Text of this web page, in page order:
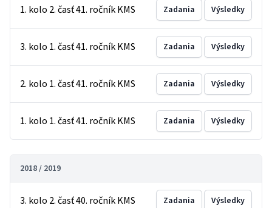
1. kolo 2. časť 41. ročník KMS Zadania Výsledky
3. kolo 1. časť 41. ročník KMS Zadania Výsledky
2. kolo 1. časť 41. ročník KMS Zadania Výsledky
1. kolo 1. časť 41. ročník KMS Zadania Výsledky
2018 / 2019
3. kolo 2. časť 40. ročník KMS Zadania Výsledky